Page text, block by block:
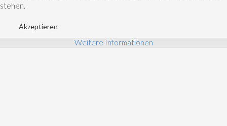
stehen.
Akzeptieren
Weitere Informationen